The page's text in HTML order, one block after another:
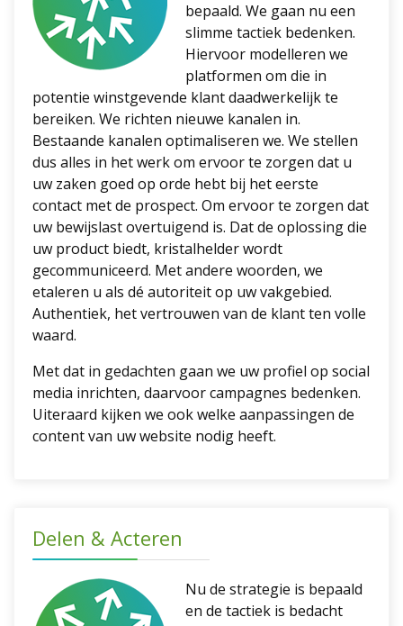
bepaald. We gaan nu een
slimme tactiek bedenken.
Hiervoor modelleren we
platformen om die in
potentie winstgevende klant daadwerkelijk te
bereiken. We richten nieuwe kanalen in.
Bestaande kanalen optimaliseren we. We stellen
dus alles in het werk om ervoor te zorgen dat u
uw zaken goed op orde hebt bij het eerste
contact met de prospect. Om ervoor te zorgen dat
uw bewijslast overtuigend is. Dat de oplossing die
uw product biedt, kristalhelder wordt
gecommuniceerd. Met andere woorden, we
etaleren u als dé autoriteit op uw vakgebied.
Authentiek, het vertrouwen van de klant ten volle
waard.
Met dat in gedachten gaan we uw profiel op social
media inrichten, daarvoor campagnes bedenken.
Uiteraard kijken we ook welke aanpassingen de
content van uw website nodig heeft.
Delen & Acteren
Nu de strategie is bepaald
en de tactiek is bedacht